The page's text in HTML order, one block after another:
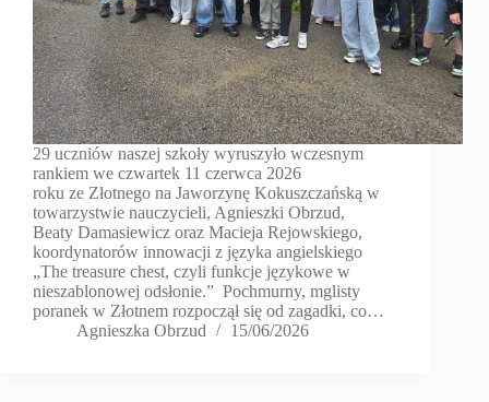
29 uczniów naszej szkoły wyruszyło wczesnym
rankiem we czwartek 11 czerwca 2026
roku ze Złotnego na Jaworzynę Kokuszczańską w
towarzystwie nauczycieli, Agnieszki Obrzud,
Beaty Damasiewicz oraz Macieja Rejowskiego,
koordynatorów innowacji z języka angielskiego
„The treasure chest, czyli funkcje językowe w
nieszablonowej odsłonie.” Pochmurny, mglisty
poranek w Złotnem rozpoczął się od zagadki, co…
Agnieszka Obrzud
15/06/2026